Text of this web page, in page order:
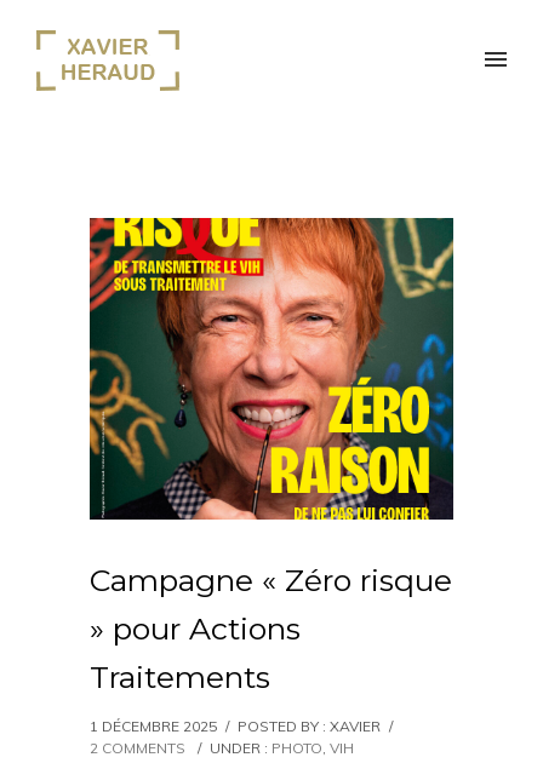
Campagne « Zéro risque
» pour Actions
Traitements
1 DÉCEMBRE 2025 / POSTED BY : XAVIER /
2 COMMENTS
/ UNDER : PHOTO, VIH